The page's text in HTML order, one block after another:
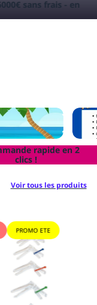
sans frais -en
rapide en 2
clics !
Voir tous les produits
PROMO ETE